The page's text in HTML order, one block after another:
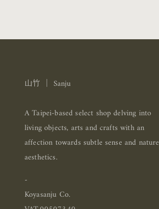
山竹 ｜ Sanju
A Taipei-based select shop delving into
living objects, arts and crafts with an
affection towards subtle sense and nature
aesthetics.
-
Koyasanju Co.